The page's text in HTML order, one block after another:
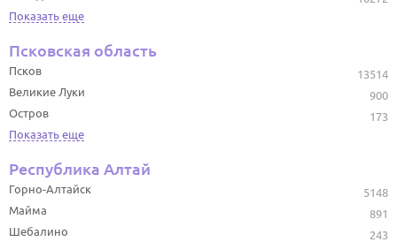
Показать еще
Псковская область
13514
Псков
900
Великие Луки
173
Остров
Показать еще
Республика Алтай
5148
Горно-Алтайск
891
Майма
243
Шебалино